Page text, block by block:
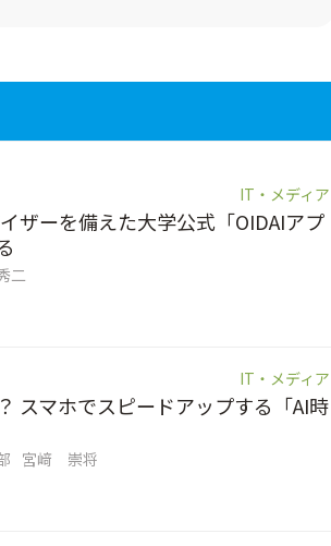
IT・メディア
ザーを備えた大学公式「OIDAIアプ
二
IT・メディア
スマホでスピードアップする「AI時
宮﨑 崇将